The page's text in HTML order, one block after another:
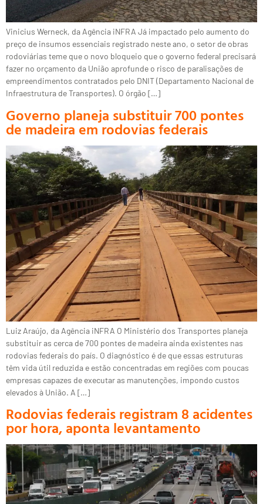
Vinicius Werneck, da Agência iNFRA Já impactado pelo aumento do
preço de insumos essenciais registrado neste ano, o setor de obras
rodoviárias teme que o novo bloqueio que o governo federal precisará
fazer no orçamento da União aprofunde o risco de paralisações de
empreendimentos contratados pelo DNIT (Departamento Nacional de
Infraestrutura de Transportes). O órgão […]
Governo planeja substituir 700 pontes
de madeira em rodovias federais
Luiz Araújo, da Agência iNFRA O Ministério dos Transportes planeja
substituir as cerca de 700 pontes de madeira ainda existentes nas
rodovias federais do país. O diagnóstico é de que essas estruturas
têm vida útil reduzida e estão concentradas em regiões com poucas
empresas capazes de executar as manutenções, impondo custos
elevados à União. A […]
Rodovias federais registram 8 acidentes
por hora, aponta levantamento